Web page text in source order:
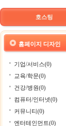
호스팅
홈페이지 디자인
기업/서비스(0)
교육/학문(0)
건강/병원(0)
컴퓨터/인터넷(0)
커뮤니티(0)
엔터테인먼트(0)